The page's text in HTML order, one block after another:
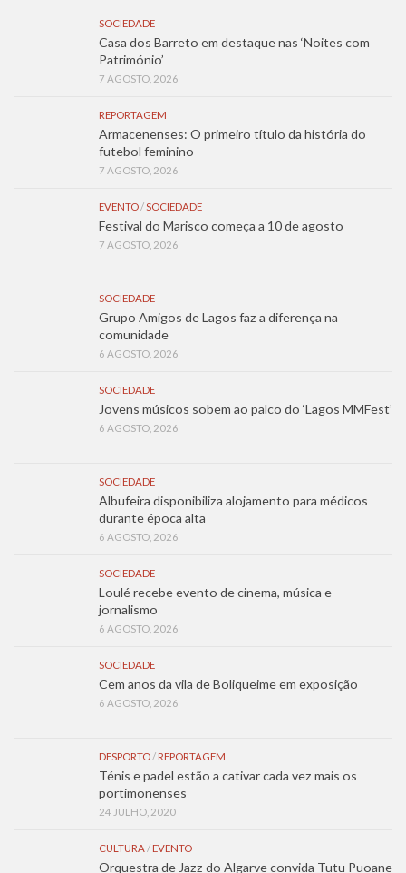
SOCIEDADE
Casa dos Barreto em destaque nas ‘Noites com
Património’
7 AGOSTO, 2026
REPORTAGEM
Armacenenses: O primeiro título da história do
futebol feminino
7 AGOSTO, 2026
EVENTO/SOCIEDADE
Festival do Marisco começa a 10 de agosto
7 AGOSTO, 2026
SOCIEDADE
Grupo Amigos de Lagos faz a diferença na
comunidade
6 AGOSTO, 2026
SOCIEDADE
Jovens músicos sobem ao palco do ‘Lagos MMFest’
6 AGOSTO, 2026
SOCIEDADE
Albufeira disponibiliza alojamento para médicos
durante época alta
6 AGOSTO, 2026
SOCIEDADE
Loulé recebe evento de cinema, música e
jornalismo
6 AGOSTO, 2026
SOCIEDADE
Cem anos da vila de Boliqueime em exposição
6 AGOSTO, 2026
DESPORTO/ REPORTAGEM
Ténis e padel estão a cativar cada vez mais os
portimonenses
24 JULHO, 2020
CULTURA/ EVENTO
Orquestra de Jazz do Algarve convida Tutu Puoane